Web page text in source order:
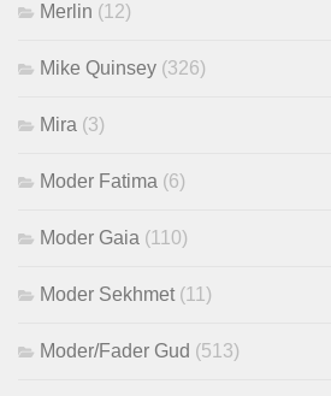
Merlin (12)
Mike Quinsey (326)
Mira (3)
Moder Fatima (6)
Moder Gaia (110)
Moder Sekhmet(11)
Moder/Fader Gud (513)